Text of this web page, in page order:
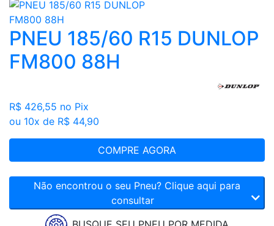
PNEU 185/60 R15 DUNLOP
FM800 88H
R$ 426,55 no Pix
ou 10x de R$ 44,90
COMPRE AGORA
Não encontrou o seu Pneu? Clique aqui para
consultar